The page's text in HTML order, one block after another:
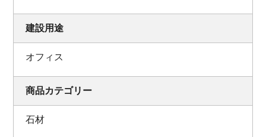
建設用途
オフィス
商品カテゴリー
石材